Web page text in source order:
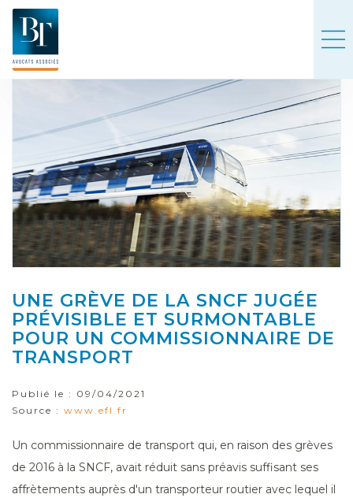
UNE GRÈVE DE LA SNCF JUGÉE
PRÉVISIBLE ET SURMONTABLE
POUR UN COMMISSIONNAIRE DE
TRANSPORT
Publié le : 09/04/2021
Source : www.efl.fr
Un commissionnaire de transport qui, en raison des grèves
de 2016 à la SNCF, avait réduit sans préavis suffisant ses
affrètements auprès d'un transporteur routier avec lequel il